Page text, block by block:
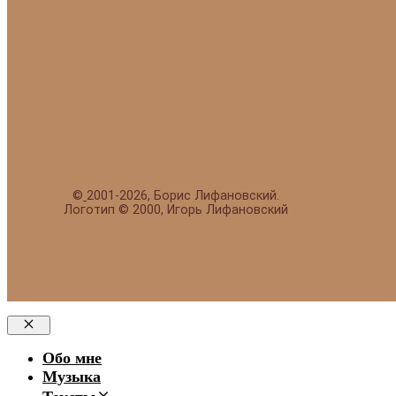
© 2001-2026, Борис Лифановский.
Логотип © 2000, Игорь Лифановский
Закрыть
Обо мне
Музыка